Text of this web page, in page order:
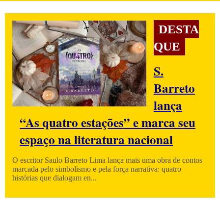
DESTA
QUE
S.
Barreto
lança
“As quatro estações” e marca seu
espaço na literatura nacional
O escritor Saulo Barreto Lima lança mais uma obra de contos
marcada pelo simbolismo e pela força narrativa: quatro
histórias que dialogam en...